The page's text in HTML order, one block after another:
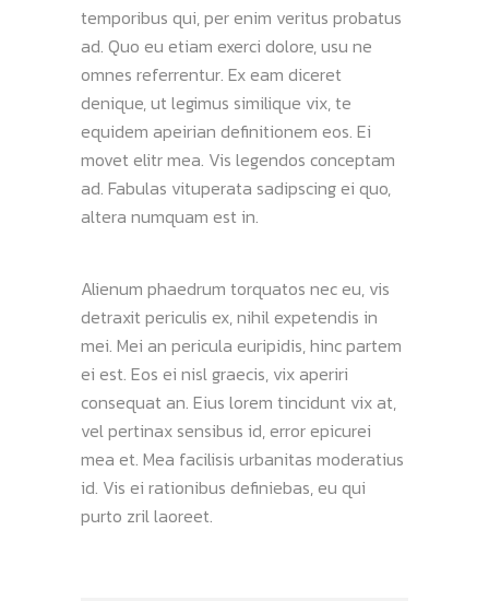
temporibus qui, per enim veritus probatus
ad. Quo eu etiam exerci dolore, usu ne
omnes referrentur. Ex eam diceret
denique, ut legimus similique vix, te
equidem apeirian definitionem eos. Ei
movet elitr mea. Vis legendos conceptam
ad. Fabulas vituperata sadipscing ei quo,
altera numquam est in.
Alienum phaedrum torquatos nec eu, vis
detraxit periculis ex, nihil expetendis in
mei. Mei an pericula euripidis, hinc partem
ei est. Eos ei nisl graecis, vix aperiri
consequat an. Eius lorem tincidunt vix at,
vel pertinax sensibus id, error epicurei
mea et. Mea facilisis urbanitas moderatius
id. Vis ei rationibus definiebas, eu qui
purto zril laoreet.